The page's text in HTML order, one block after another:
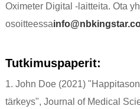
Oximeter Digital -laitteita. Ota
osoitteessa
Tutkimuspaperit:
1. John Doe (2021)
tärkeys", Journal of Medical